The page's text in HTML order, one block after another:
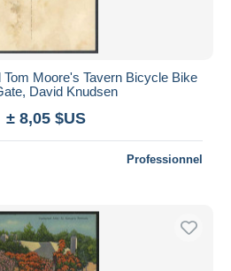
Moore's Tavern Bicycle Bike
David Knudsen
± 8,05 $US
Professionnel